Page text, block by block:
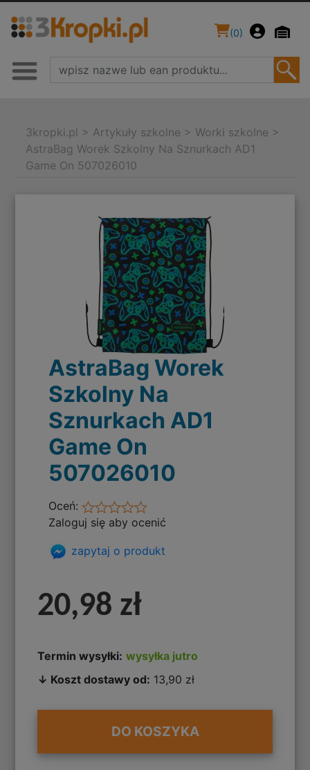
(0)
3kropki.pl > Artykuły szkolne > Worki szkolne >
AstraBag Worek Szkolny Na Sznurkach AD1
Game On 507026010
AstraBag Worek
Szkolny Na
Sznurkach AD1
Game On
507026010
Oceń:
Zaloguj się aby ocenić
zapytaj o produkt
20,98 zł
Termin wysyłki: wysyłka jutro
↓ Koszt dostawy od: 13,90 zł
DO KOSZYKA